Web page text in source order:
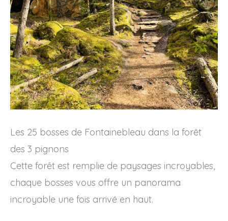
Les 25 bosses de Fontainebleau dans la forêt
des 3 pignons
Cette forêt est remplie de paysages incroyables,
chaque bosses vous offre un panorama
incroyable une fois arrivé en haut.